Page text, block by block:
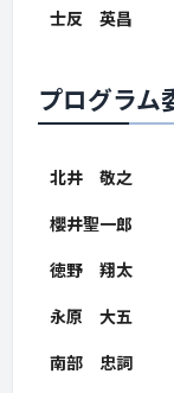
士反 英昌
プログラム
北井 敬之
櫻井聖一郎
徳野 翔太
永原 大五
南部 忠詞